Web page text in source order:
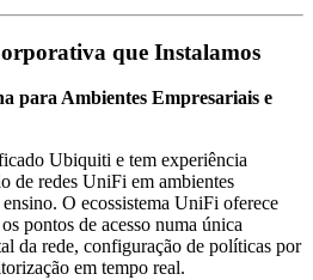
que Instalamos
para Ambientes Empresariais e
Ubiquiti e tem experiência
de redes UniFi em ambientes
O ecossistema UniFi oferece
pontos de acesso numa única
da rede, configuração de políticas por
em tempo real.